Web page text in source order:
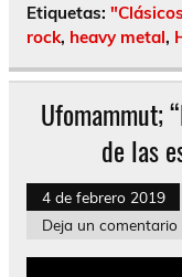
Etiquetas:
rock, heavy metal,
Ufomammut;
de las
4 de febrero 2019
Deja un comentario